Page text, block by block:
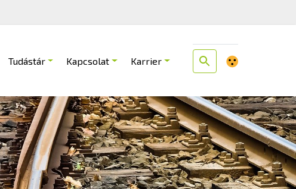
Tudástár Kapcsolat Karrier